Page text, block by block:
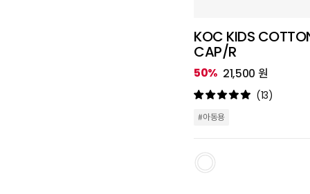
KOC KIDS
CAP/R
21,500 원
50%
(13)
#아동용